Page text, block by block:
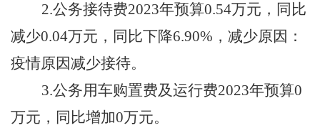
2.公务接待费2023年预算0.54万元，同比
减少0.04万元，同比下降6.90%，减少原因：
疫情原因减少接待。
3.公务用车购置费及运行费2023年预算0
万元，同比增加0万元。